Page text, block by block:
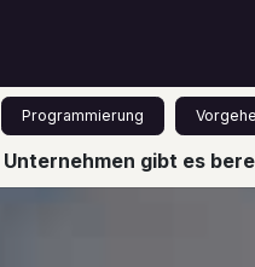
Programmierung
Unternehmen gibt es